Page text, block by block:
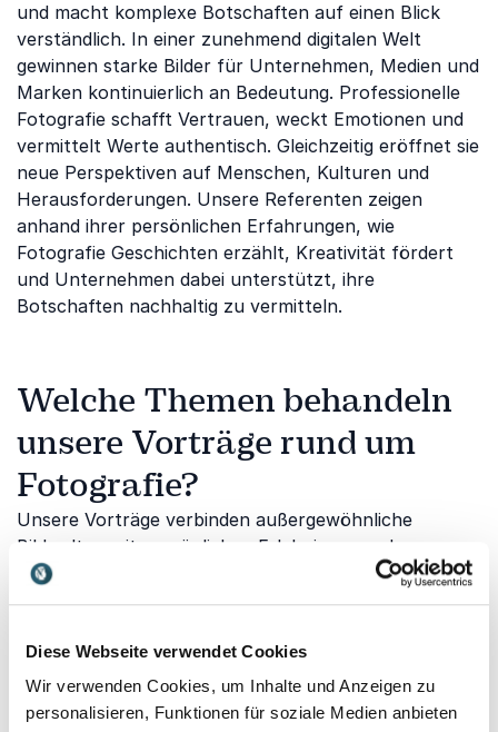
Diese Webseite verwendet Cookies
Wir verwenden Cookies, um Inhalte und Anzeigen zu
personalisieren, Funktionen für soziale Medien anbieten
und macht komplexe Botschaften auf einen Blick
verständlich. In einer zunehmend digitalen Welt
gewinnen starke Bilder für Unternehmen, Medien und
Marken kontinuierlich an Bedeutung. Professionelle
Fotografie schafft Vertrauen, weckt Emotionen und
vermittelt Werte authentisch. Gleichzeitig eröffnet sie
neue Perspektiven auf Menschen, Kulturen und
Herausforderungen. Unsere Referenten zeigen
anhand ihrer persönlichen Erfahrungen, wie
Fotografie Geschichten erzählt, Kreativität fördert
und Unternehmen dabei unterstützt, ihre
Botschaften nachhaltig zu vermitteln.
Welche Themen behandeln
unsere Vorträge rund um
Fotografie?
Unsere Vorträge verbinden außergewöhnliche
Bildwelten mit persönlichen Erlebnissen und
praxisnahen Impulsen. Die Referenten zeigen, wie
Fotografie Menschen bewegt, Kreativität entfaltet
Fotografie als Kunst und visuelle
Kommunikation